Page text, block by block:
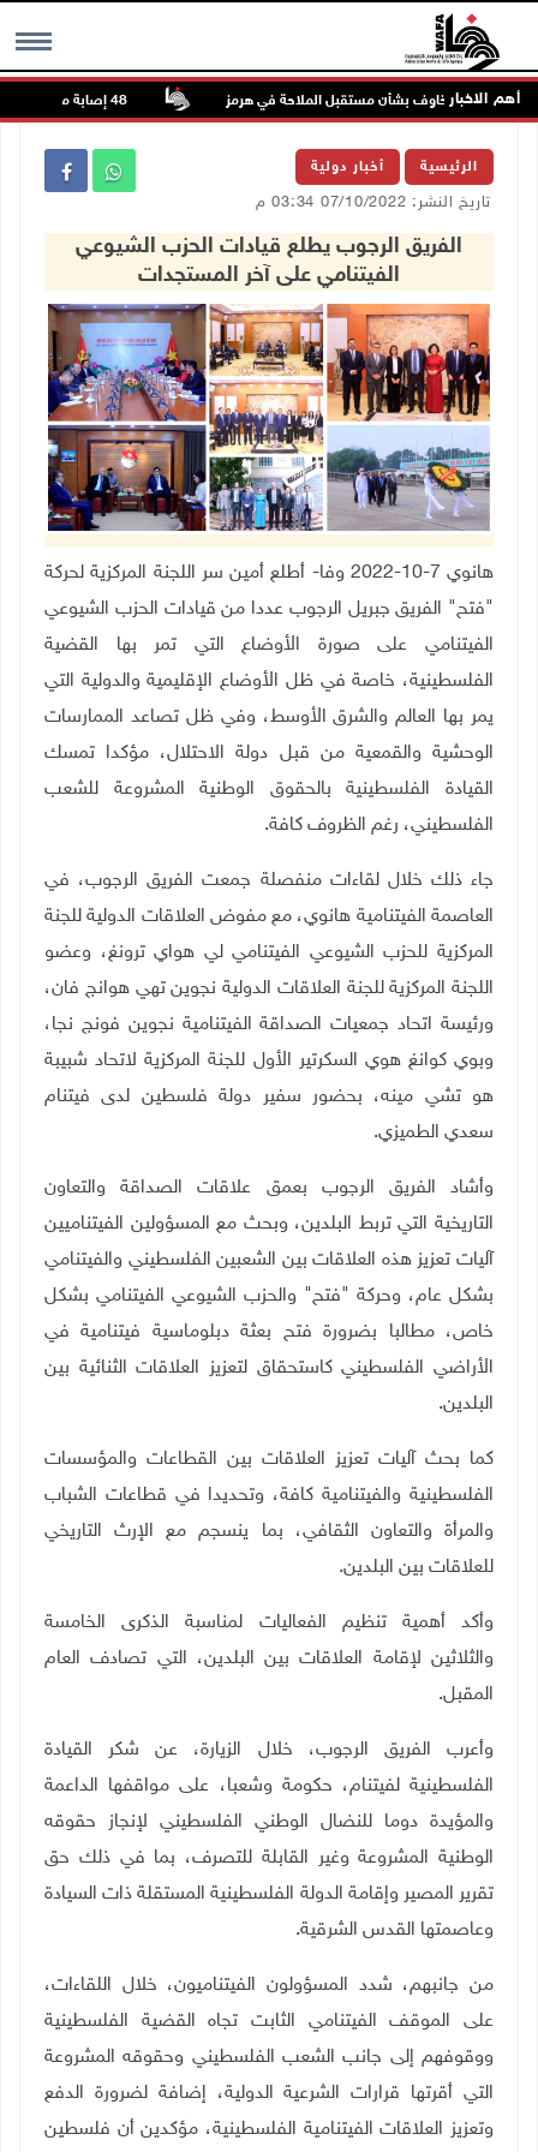
MENU أهم الاخبار
وسط مخاوف بشأن مستقبل الملاحة في هرمز
الرئيسية أخبار دولية
تاريخ النشر: 07/10/2022 03:34 م
الفريق الرجوب يطلع قيادات الحزب الشيوعي
الفيتنامي على آخر المستجدات
هانوي 7-10-2022 وفا- أطلع أمين سر اللجنة المركزية لحركة
"فتح" الفريق جبريل الرجوب عددا من قيادات الحزب الشيوعي
الفيتنامي على صورة الأوضاع التي تمر بها القضية
الفلسطينية، خاصة في ظل الأوضاع الإقليمية والدولية التي
يمر بها العالم والشرق الأوسط، وفي ظل تصاعد الممارسات
الوحشية والقمعية من قبل دولة الاحتلال، مؤكدا تمسك
القيادة الفلسطينية بالحقوق الوطنية المشروعة للشعب
الفلسطيني، رغم الظروف كافة.
جاء ذلك خلال لقاءات منفصلة جمعت الفريق الرجوب، في
العاصمة الفيتنامية هانوي، مع مفوض العلاقات الدولية للجنة
المركزية للحزب الشيوعي الفيتنامي لي هواي ترونغ، وعضو
اللجنة المركزية للجنة العلاقات الدولية نجوين تهي هوانج فان،
ورئيسة اتحاد جمعيات الصداقة الفيتنامية نجوين فونج نجا،
وبوي كوانغ هوي السكرتير الأول للجنة المركزية لاتحاد شبيبة
هو تشي مينه، بحضور سفير دولة فلسطين لدى فيتنام
سعدي الطميزي.
وأشاد الفريق الرجوب بعمق علاقات الصداقة والتعاون
التاريخية التي تربط البلدين، وبحث مع المسؤولين الفيتناميين
آليات تعزيز هذه العلاقات بين الشعبين الفلسطيني والفيتنامي
بشكل عام، وحركة "فتح" والحزب الشيوعي الفيتنامي بشكل
خاص، مطالبا بضرورة فتح بعثة دبلوماسية فيتنامية في
الأراضي الفلسطيني كاستحقاق لتعزيز العلاقات الثنائية بين
البلدين.
كما بحث آليات تعزيز العلاقات بين القطاعات والمؤسسات
الفلسطينية والفيتنامية كافة، وتحديدا في قطاعات الشباب
والمرأة والتعاون الثقافي، بما ينسجم مع الإرث التاريخي
للعلاقات بين البلدين.
وأكد أهمية تنظيم الفعاليات لمناسبة الذكرى الخامسة
والثلاثين لإقامة العلاقات بين البلدين، التي تصادف العام
المقبل.
وأعرب الفريق الرجوب، خلال الزيارة، عن شكر القيادة
الفلسطينية لفيتنام، حكومة وشعبا، على مواقفها الداعمة
والمؤيدة دوما للنضال الوطني الفلسطيني لإنجاز حقوقه
الوطنية المشروعة وغير القابلة للتصرف، بما في ذلك حق
تقرير المصير وإقامة الدولة الفلسطينية المستقلة ذات السيادة
وعاصمتها القدس الشرقية.
من جانبهم، شدد المسؤولون الفيتناميون، خلال اللقاءات،
على الموقف الفيتنامي الثابت تجاه القضية الفلسطينية
ووقوفهم إلى جانب الشعب الفلسطيني وحقوقه المشروعة
التي أقرتها قرارات الشرعية الدولية، إضافة لضرورة الدفع
وتعزيز العلاقات الفيتنامية الفلسطينية، مؤكدين أن فلسطين